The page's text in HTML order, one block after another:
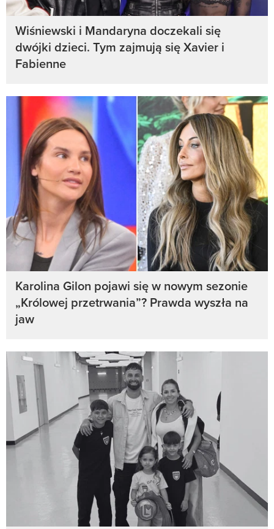
Wiśniewski i Mandaryna doczekali się
dwójki dzieci. Tym zajmują się Xavier i
Fabienne
Karolina Gilon pojawi się w nowym sezonie
„Królowej przetrwania”? Prawda wyszła na
jaw